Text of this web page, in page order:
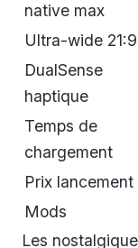
native max
Ultra-wide 21:9
DualSense
haptique
Temps de
chargement
Prix lancement
Mods
Les